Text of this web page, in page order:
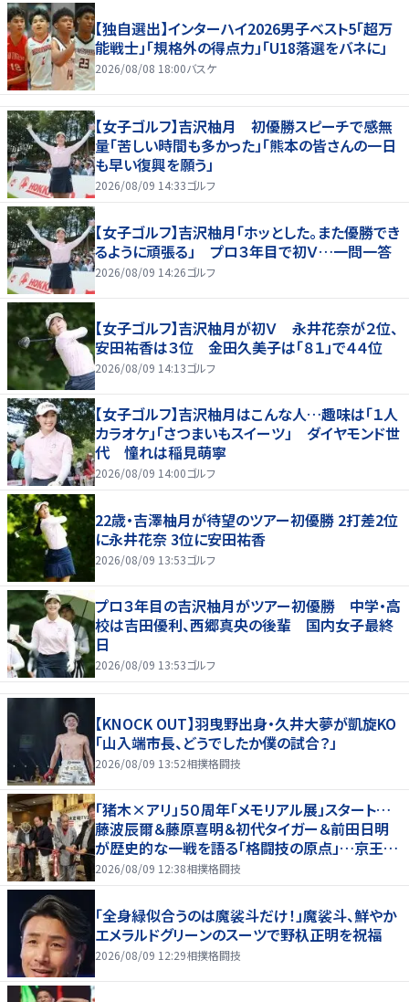
【独自選出】インターハイ2026男子ベスト5「超万
能戦士」「規格外の得点力」「U18落選をバネに」
2026/08/08 18:00バスケ
【女子ゴルフ】吉沢柚月 初優勝スピーチで感無
量「苦しい時間も多かった」「熊本の皆さんの一日
も早い復興を願う」
2026/08/09 14:33ゴルフ
【女子ゴルフ】吉沢柚月「ホッとした。また優勝でき
るように頑張る」 プロ３年目で初Ｖ…一問一答
2026/08/09 14:26ゴルフ
【女子ゴルフ】吉沢柚月が初Ｖ 永井花奈が２位、
安田祐香は３位 金田久美子は「８１」で４４位
2026/08/09 14:13ゴルフ
【女子ゴルフ】吉沢柚月はこんな人…趣味は「１人
カラオケ」「さつまいもスイーツ」 ダイヤモンド世
代 憧れは稲見萌寧
2026/08/09 14:00ゴルフ
22歳・吉澤柚月が待望のツアー初優勝 2打差2位
に永井花奈 3位に安田祐香
2026/08/09 13:53ゴルフ
プロ３年目の吉沢柚月がツアー初優勝 中学・高
校は吉田優利、西郷真央の後輩 国内女子最終
日
2026/08/09 13:53ゴルフ
【KNOCK OUT】羽曳野出身・久井大夢が凱旋KO
「山入端市長、どうでしたか僕の試合？」
2026/08/09 13:52相撲格闘技
「猪木×アリ」５０周年「メモリアル展」スタート…
藤波辰爾＆藤原喜明＆初代タイガー＆前田日明
が歴史的な一戦を語る「格闘技の原点」…京王プ
ラザホテルで３１日まで
2026/08/09 12:38相撲格闘技
「全身緑似合うのは魔裟斗だけ！」魔裟斗、鮮やか
エメラルドグリーンのスーツで野杁正明を祝福
2026/08/09 12:29相撲格闘技